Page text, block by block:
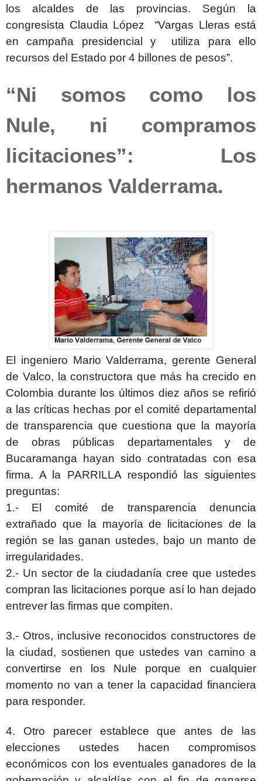
los alcaldes de las provincias. Según la
congresista Claudia López “Vargas Lleras está
en campaña presidencial y utiliza para ello
recursos del Estado por 4 billones de pesos”.
“Ni somos como los
Nule, ni compramos
licitaciones”: Los
hermanos Valderrama.
El ingeniero Mario Valderrama, gerente General
de Valco, la constructora que más ha crecido en
Colombia durante los últimos diez años se refirió
a las críticas hechas por el comité departamental
de transparencia que cuestiona que la mayoría
de obras públicas departamentales y de
Bucaramanga hayan sido contratadas con esa
firma. A la PARRILLA respondió las siguientes
preguntas:
1.- El comité de transparencia denuncia
extrañado que la mayoría de licitaciones de la
región se las ganan ustedes, bajo un manto de
irregularidades.
2.- Un sector de la ciudadanía cree que ustedes
compran las licitaciones porque así lo han dejado
entrever las firmas que compiten.
3.- Otros, inclusive reconocidos constructores de
la ciudad, sostienen que ustedes van camino a
convertirse en los Nule porque en cualquier
momento no van a tener la capacidad financiera
para responder.
4. Otro parecer establece que antes de las
elecciones ustedes hacen compromisos
económicos con los eventuales ganadores de la